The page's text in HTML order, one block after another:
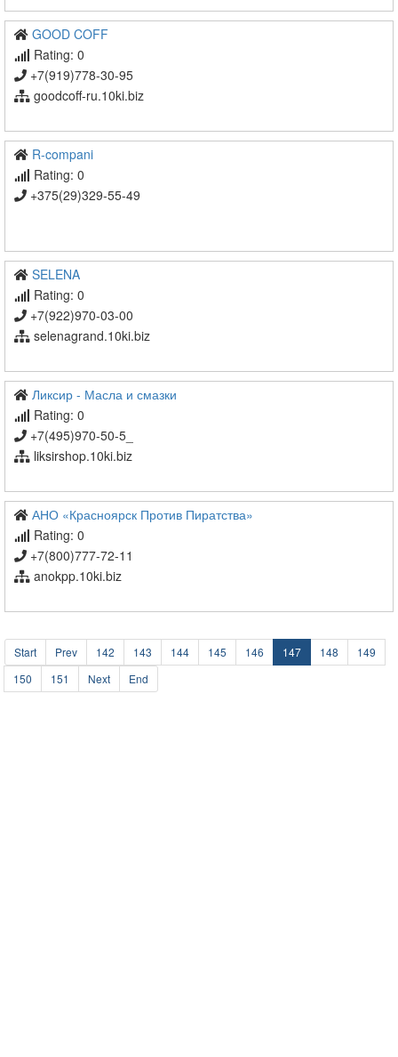
GOOD COFF
Rating: 0
+7(919)778-30-95
goodcoff-ru.10ki.biz
R-compani
Rating: 0
+375(29)329-55-49
SELENA
Rating: 0
+7(922)970-03-00
selenagrand.10ki.biz
Ликсир - Масла и смазки
Rating: 0
+7(495)970-50-5_
liksirshop.10ki.biz
АНО «Красноярск Против Пиратства»
Rating: 0
+7(800)777-72-11
anokpp.10ki.biz
Start Prev 142 143 144 145 146 147 148
149
150
151 Next End